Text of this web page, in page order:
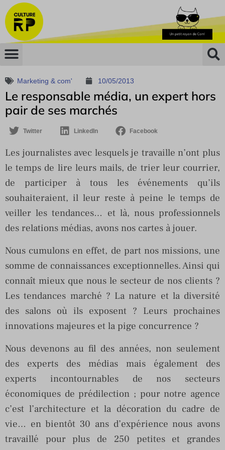
Marketing & com' 10/05/2013
Le responsable média, un expert hors
pair de ses marchés
Twitter LinkedIn Facebook
Les journalistes avec lesquels je travaille n’ont plus
le temps de lire leurs mails, de trier leur courrier,
de participer à tous les événements qu’ils
souhaiteraient, il leur reste à peine le temps de
veiller les tendances… et là, nous professionnels
des relations médias, avons nos cartes à jouer.
Nous cumulons en effet, de part nos missions, une
somme de connaissances exceptionnelles. Ainsi qui
connaît mieux que nous le secteur de nos clients ?
Les tendances marché ? La nature et la diversité
des salons où ils exposent ? Leurs prochaines
innovations majeures et la pige concurrence ?
Nous devenons au fil des années, non seulement
des experts des médias mais également des
experts incontournables de nos secteurs
économiques de prédilection ; pour notre agence
c’est l’architecture et la décoration du cadre de
vie… en bientôt 30 ans d’expérience nous avons
travaillé pour plus de 250 petites et grandes